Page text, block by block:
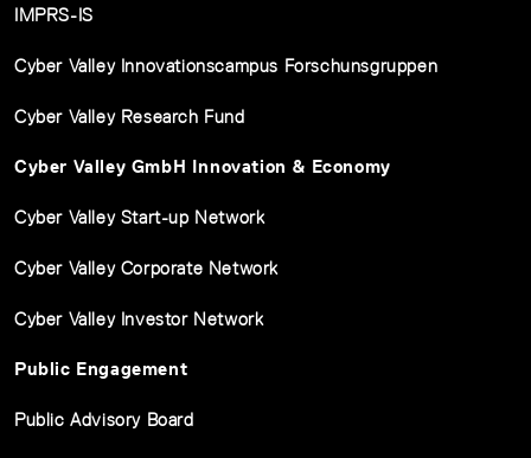
IMPRS-IS
Cyber Valley Innovationscampus Forschunsgruppen
Cyber Valley Research Fund
Cyber Valley GmbH Innovation & Economy
Cyber Valley Start-up Network
Cyber Valley Corporate Network
Cyber Valley Investor Network
Public Engagement
Public Advisory Board